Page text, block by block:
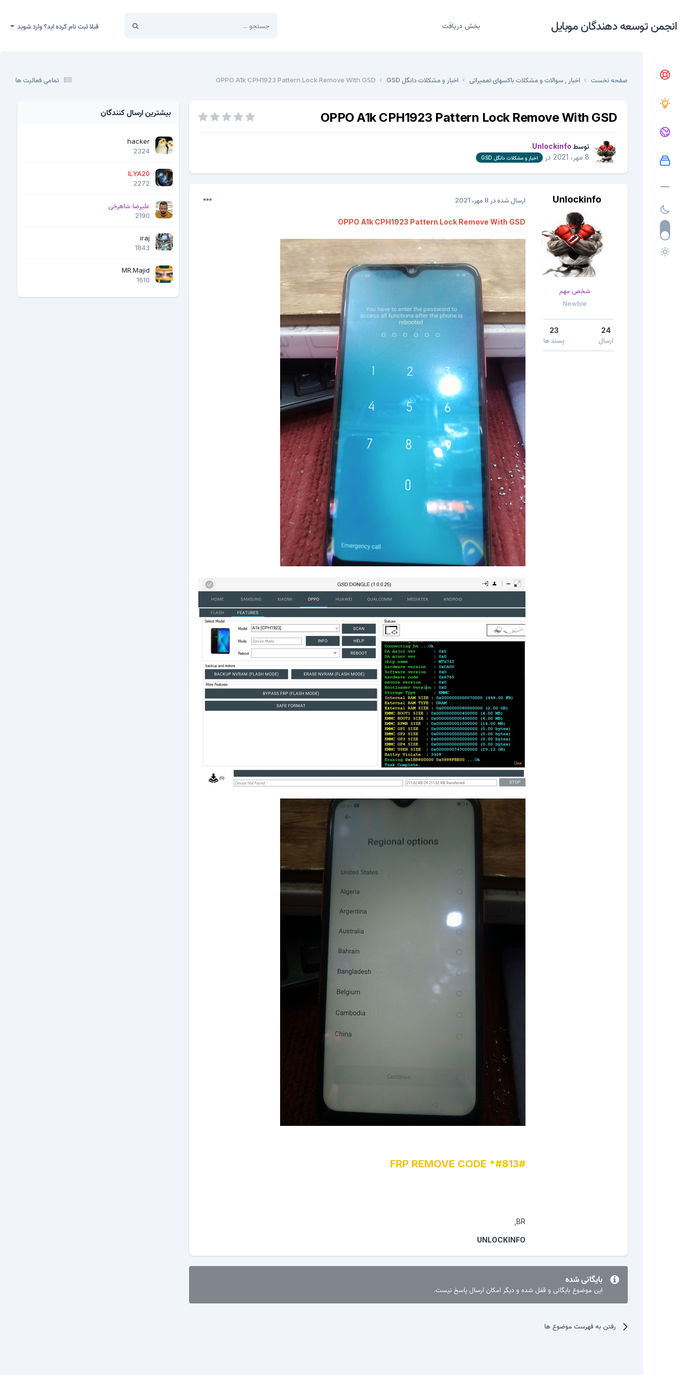
انجمن توسعه دهندگان موبایل بخش دریافت قبلا ثبت نام کرده اید؟ وارد شوید
تمامی فعالیت ها صفحه نخست اخبار , سوالات و مشکلات باکسهای تعمیراتی اخبار و مشکلات دانگل GSD OPPO A1k CPH1923 Pattern Lock Remove With GSD
OPPO A1k CPH1923 Pattern Lock Remove With GSD
توسط Unlockinfo
8 مهر، 2021
در اخبار و مشکلات دانگل GSD
Unlockinfo
شخص مهم
Newbie
24
ارسال
23
پسند ها
ارسال شده در 8 مهر، 2021
OPPO A1k CPH1923 Pattern Lock Remove With GSD
FRP REMOVE CODE *#813#
BR,
UNLOCKINFO
بایگانی شده
این موضوع بایگانی و قفل شده و دیگر امکان ارسال پاسخ نیست.
رفتن به فهرست موضوع ها
بیشترین ارسال کنندگان
hacker
2324
ILYA20
2272
علیرضا شاهرخی
2190
iraj
1843
MR.Majid
1610